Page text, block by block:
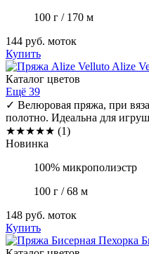
100 г / 170 м
144 руб. моток
Купить
Alize
Каталог цветов
Ещё 39
✓ Велюровая пряжа, при
полотно. Идеальна для
★★★★★ (1)
Новинка
100% микрополиэстр
100 г / 68 м
148 руб. моток
Купить
Пехорка